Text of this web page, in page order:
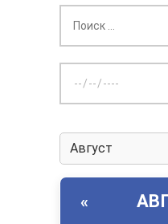
дату:
«